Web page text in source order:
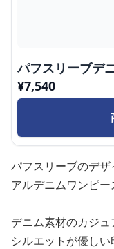
パフスリーブデ
¥7,540
パフスリーブのデ
アルデニムワンピー
デニム素材のカジ
シルエットが優しい